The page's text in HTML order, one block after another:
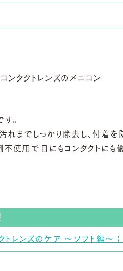
。
れまでしっかり除去し、付着
使用で目にもコンタクトにも
クトレンズのケア ～ソフト編～